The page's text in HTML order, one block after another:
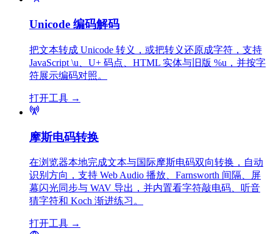
Unicode 编码解码
把文本转成 Unicode 转义，或把转义还原成字符，支持
JavaScript \u、U+ 码点、HTML 实体与旧版 %u，并按字
符展示编码对照。
打开工具 →
摩斯电码转换
在浏览器本地完成文本与国际摩斯电码双向转换，自动
识别方向，支持 Web Audio 播放、Farnsworth 间隔、屏
幕闪光同步与 WAV 导出，并内置看字符敲电码、听音
猜字符和 Koch 渐进练习。
打开工具 →